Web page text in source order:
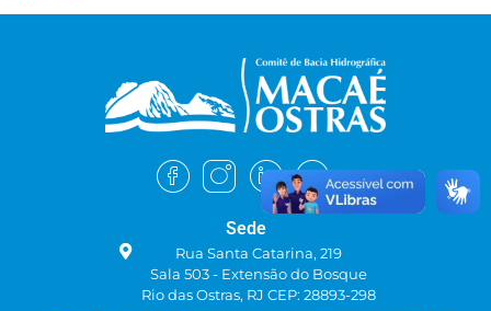
Sede
Rua Santa Catarina, 219
Sala 503 - Extensão do Bosque
Rio das Ostras, RJ CEP: 28893-298